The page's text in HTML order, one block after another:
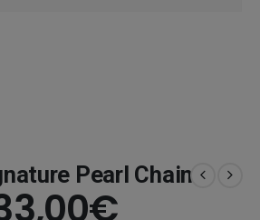
Pearl Chain
€Η